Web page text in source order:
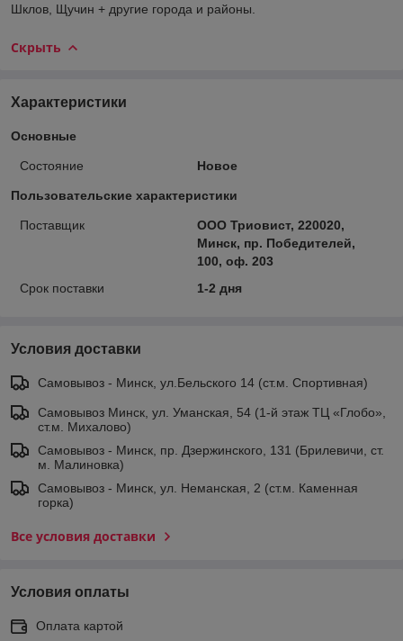
Шклов, Щучин + другие города и районы.
Скрыть
Характеристики
Основные
Состояние Новое
Пользовательские характеристики
Поставщик
ООО Триовист, 220020,
Минск, пр. Победителей,
100, оф. 203
Срок поставки
1-2 дня
Условия доставки
Самовывоз - Минск, ул.Бельского 14 (ст.м. Спортивная)
Самовывоз Минск, ул. Уманская, 54 (1-й этаж ТЦ «Глобо»,
ст.м. Михалово)
Самовывоз - Минск, пр. Дзержинского, 131 (Брилевичи, ст.
м. Малиновка)
Самовывоз - Минск, ул. Неманская, 2 (ст.м. Каменная
горка)
Все условия доставки
Условия оплаты
Оплата картой